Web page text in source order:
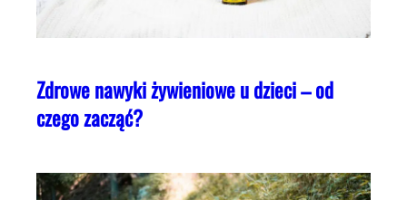
Zdrowe nawyki żywieniowe u dzieci – od
czego zacząć?